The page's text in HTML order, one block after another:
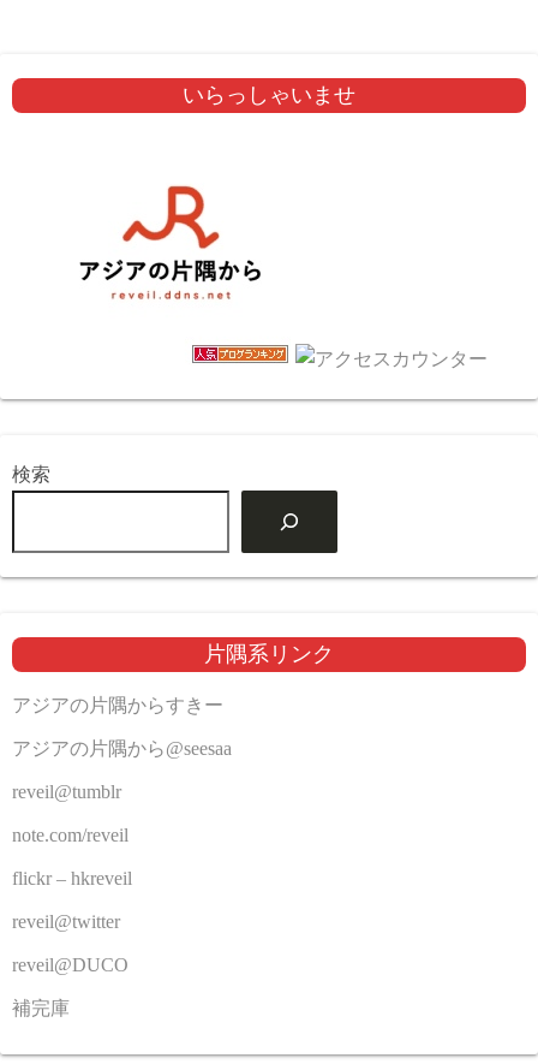
いらっしゃいませ
検索
片隅系リンク
アジアの片隅からすきー
アジアの片隅から@seesaa
reveil@tumblr
note.com/reveil
flickr – hkreveil
reveil@twitter
reveil@DUCO
補完庫